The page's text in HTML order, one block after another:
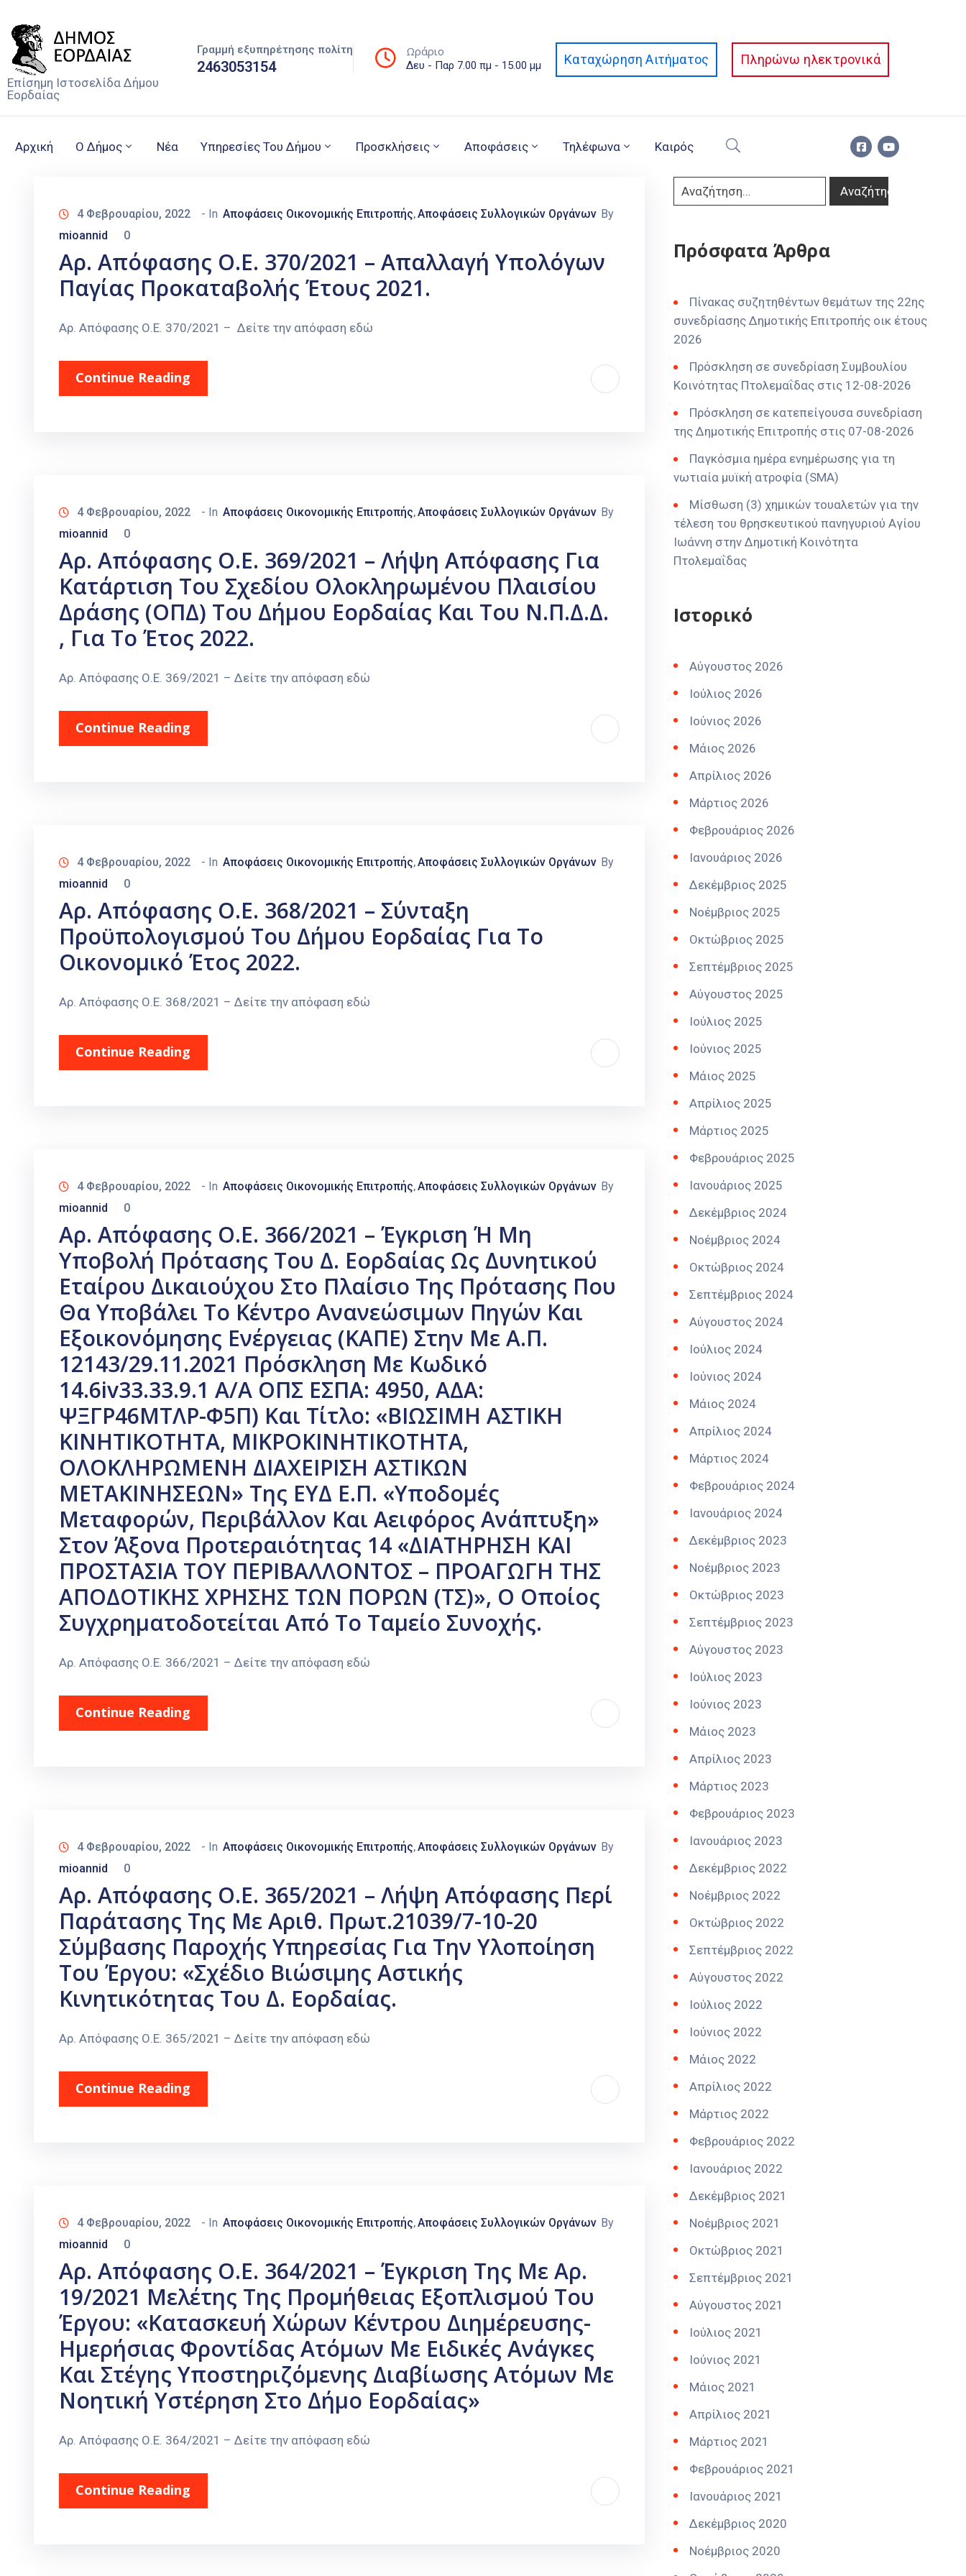
Επίσημη Ιστοσελίδα Δήμου
Εορδαίας
Γραμμή εξυπηρέτησης πολίτη
2463053154
Ωράριο
Δευ - Παρ 7.00 πμ - 15.00 μμ Καταχώρηση Αιτήματος Πληρώνω ηλεκτρονικά
Αρχική Ο Δήμος Νέα Υπηρεσίες Του Δήμου Προσκλήσεις Αποφάσεις Τηλέφωνα Καιρός
4 Φεβρουαρίου, 2022 - In Αποφάσεις Οικονομικής Επιτροπής‚Αποφάσεις Συλλογικών Οργάνων By
mioannid
0
Αρ. Απόφασης Ο.Ε. 370/2021 – Απαλλαγή Υπολόγων
Παγίας Προκαταβολής Έτους 2021.
Αρ. Απόφασης Ο.Ε. 370/2021 – Δείτε την απόφαση εδώ
Continue Reading
4 Φεβρουαρίου, 2022 - In Αποφάσεις Οικονομικής Επιτροπής‚Αποφάσεις Συλλογικών Οργάνων By
mioannid
0
Αρ. Απόφασης Ο.Ε. 369/2021 – Λήψη Απόφασης Για
Κατάρτιση Του Σχεδίου Ολοκληρωμένου Πλαισίου
Δράσης (ΟΠΔ) Του Δήμου Εορδαίας Και Του Ν.Π.Δ.Δ.
, Για Το Έτος 2022.
Αρ. Απόφασης Ο.Ε. 369/2021 – Δείτε την απόφαση εδώ
Continue Reading
4 Φεβρουαρίου, 2022 - In Αποφάσεις Οικονομικής Επιτροπής‚Αποφάσεις Συλλογικών Οργάνων By
mioannid
0
Αρ. Απόφασης Ο.Ε. 368/2021 – Σύνταξη
Προϋπολογισμού Του Δήμου Εορδαίας Για Το
Οικονομικό Έτος 2022.
Αρ. Απόφασης Ο.Ε. 368/2021 – Δείτε την απόφαση εδώ
Continue Reading
4 Φεβρουαρίου, 2022 - In Αποφάσεις Οικονομικής Επιτροπής‚Αποφάσεις Συλλογικών Οργάνων By
mioannid
0
Αρ. Απόφασης Ο.Ε. 366/2021 – Έγκριση Ή Μη
Υποβολή Πρότασης Του Δ. Εορδαίας Ως Δυνητικού
Εταίρου Δικαιούχου Στο Πλαίσιο Της Πρότασης Που
Θα Υποβάλει Το Κέντρο Ανανεώσιμων Πηγών Και
Εξοικονόμησης Ενέργειας (ΚΑΠΕ) Στην Με Α.Π.
12143/29.11.2021 Πρόσκληση Με Κωδικό
14.6iv33.33.9.1 Α/Α ΟΠΣ ΕΣΠΑ: 4950, ΑΔΑ:
ΨΞΓΡ46ΜΤΛΡ-Φ5Π) Και Τίτλο: «ΒΙΩΣΙΜΗ ΑΣΤΙΚΗ
ΚΙΝΗΤΙΚΟΤΗΤΑ, ΜΙΚΡΟΚΙΝΗΤΙΚΟΤΗΤΑ,
ΟΛΟΚΛΗΡΩΜΕΝΗ ΔΙΑΧΕΙΡΙΣΗ ΑΣΤΙΚΩΝ
ΜΕΤΑΚΙΝΗΣΕΩΝ» Της ΕΥΔ Ε.Π. «Υποδομές
Μεταφορών, Περιβάλλον Και Αειφόρος Ανάπτυξη»
Στον Άξονα Προτεραιότητας 14 «ΔΙΑΤΗΡΗΣΗ ΚΑΙ
ΠΡΟΣΤΑΣΙΑ ΤΟΥ ΠΕΡΙΒΑΛΛΟΝΤΟΣ – ΠΡΟΑΓΩΓΗ ΤΗΣ
ΑΠΟΔΟΤΙΚΗΣ ΧΡΗΣΗΣ ΤΩΝ ΠΟΡΩΝ (ΤΣ)», Ο Οποίος
Συγχρηματοδοτείται Από Το Ταμείο Συνοχής.
Αρ. Απόφασης Ο.Ε. 366/2021 – Δείτε την απόφαση εδώ
Continue Reading
4 Φεβρουαρίου, 2022 - In Αποφάσεις Οικονομικής Επιτροπής‚Αποφάσεις Συλλογικών Οργάνων By
mioannid
0
Αρ. Απόφασης Ο.Ε. 365/2021 – Λήψη Απόφασης Περί
Παράτασης Της Με Αριθ. Πρωτ.21039/7-10-20
Σύμβασης Παροχής Υπηρεσίας Για Την Υλοποίηση
Του Έργου: «Σχέδιο Βιώσιμης Αστικής
Κινητικότητας Του Δ. Εορδαίας.
Αρ. Απόφασης Ο.Ε. 365/2021 – Δείτε την απόφαση εδώ
Continue Reading
4 Φεβρουαρίου, 2022 - In Αποφάσεις Οικονομικής Επιτροπής‚Αποφάσεις Συλλογικών Οργάνων By
mioannid
0
Αρ. Απόφασης Ο.Ε. 364/2021 – Έγκριση Της Με Αρ.
19/2021 Μελέτης Της Προμήθειας Εξοπλισμού Του
Έργου: «Κατασκευή Χώρων Κέντρου Διημέρευσης-
Ημερήσιας Φροντίδας Ατόμων Με Ειδικές Ανάγκες
Και Στέγης Υποστηριζόμενης Διαβίωσης Ατόμων Με
Νοητική Υστέρηση Στο Δήμο Εορδαίας»
Αρ. Απόφασης Ο.Ε. 364/2021 – Δείτε την απόφαση εδώ
Continue Reading
Πρόσφατα Άρθρα
Πίνακας συζητηθέντων θεμάτων της 22ης
συνεδρίασης Δημοτικής Επιτροπής οικ έτους
2026
Πρόσκληση σε συνεδρίαση Συμβουλίου
Κοινότητας Πτολεμαΐδας στις 12-08-2026
Πρόσκληση σε κατεπείγουσα συνεδρίαση
της Δημοτικής Επιτροπής στις 07-08-2026
Παγκόσμια ημέρα ενημέρωσης για τη
νωτιαία μυϊκή ατροφία (SMA)
Μίσθωση (3) χημικών τουαλετών για την
τέλεση του θρησκευτικού πανηγυριού Αγίου
Ιωάννη στην Δημοτική Κοινότητα
Πτολεμαΐδας
Ιστορικό
Αύγουστος 2026
Ιούλιος 2026
Ιούνιος 2026
Μάιος 2026
Απρίλιος 2026
Μάρτιος 2026
Φεβρουάριος 2026
Ιανουάριος 2026
Δεκέμβριος 2025
Νοέμβριος 2025
Οκτώβριος 2025
Σεπτέμβριος 2025
Αύγουστος 2025
Ιούλιος 2025
Ιούνιος 2025
Μάιος 2025
Απρίλιος 2025
Μάρτιος 2025
Φεβρουάριος 2025
Ιανουάριος 2025
Δεκέμβριος 2024
Νοέμβριος 2024
Οκτώβριος 2024
Σεπτέμβριος 2024
Αύγουστος 2024
Ιούλιος 2024
Ιούνιος 2024
Μάιος 2024
Απρίλιος 2024
Μάρτιος 2024
Φεβρουάριος 2024
Ιανουάριος 2024
Δεκέμβριος 2023
Νοέμβριος 2023
Οκτώβριος 2023
Σεπτέμβριος 2023
Αύγουστος 2023
Ιούλιος 2023
Ιούνιος 2023
Μάιος 2023
Απρίλιος 2023
Μάρτιος 2023
Φεβρουάριος 2023
Ιανουάριος 2023
Δεκέμβριος 2022
Νοέμβριος 2022
Οκτώβριος 2022
Σεπτέμβριος 2022
Αύγουστος 2022
Ιούλιος 2022
Ιούνιος 2022
Μάιος 2022
Απρίλιος 2022
Μάρτιος 2022
Φεβρουάριος 2022
Ιανουάριος 2022
Δεκέμβριος 2021
Νοέμβριος 2021
Οκτώβριος 2021
Σεπτέμβριος 2021
Αύγουστος 2021
Ιούλιος 2021
Ιούνιος 2021
Μάιος 2021
Απρίλιος 2021
Μάρτιος 2021
Φεβρουάριος 2021
Ιανουάριος 2021
Δεκέμβριος 2020
Νοέμβριος 2020